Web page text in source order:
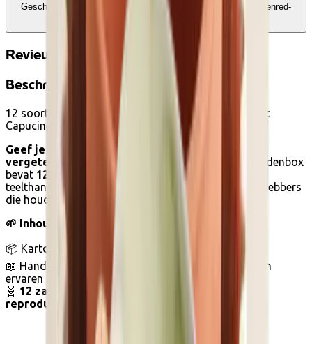
Geschikt voor Ecocheques en Cadeaucheques
Koppel uw Edenred-
Reviews
Beschrijving
12 soorten om je moestuin uniek te maken | Radis et
Capucine
Geef je moestuin een verrassende wending met
vergeten en bijzondere groenten! Deze unieke zadenbox
bevat 12 aparte groentesoorten
én een compleet
teelthandleiding. Perfect voor nieuwsgierige tuinliefhebbers
die houden van smaak, biodiversiteit en avontuur.
🌱 Inhoud van de box :
📦 Kartonnen doosje in kleur (17 x 12 x 3 cm)
📖 Handleiding van 24 pagina’s, geschreven door een
ervaren tuinman
🧬 12 zakjes zaad – formaat 62 x 80 mm –
reproduceerbaar & niet-hybride